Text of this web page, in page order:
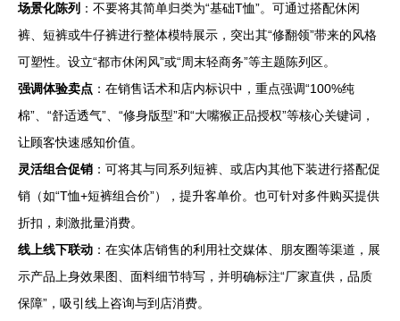
场景化陈列 ：不要将其简单归类为“基础T恤”。可通过搭配休闲
裤、短裤或牛仔裤进行整体模特展示，突出其“修翻领”带来的风格
可塑性。设立“都市休闲风”或“周末轻商务”等主题陈列区。
强调体验卖点 ：在销售话术和店内标识中，重点强调“100%纯
棉”、“舒适透气”、“修身版型”和“大嘴猴正品授权”等核心关键词，
让顾客快速感知价值。
灵活组合促销 ：可将其与同系列短裤、或店内其他下装进行搭配促
销（如“T恤+短裤组合价”），提升客单价。也可针对多件购买提供
折扣，刺激批量消费。
线上线下联动 ：在实体店销售的利用社交媒体、朋友圈等渠道，展
示产品上身效果图、面料细节特写，并明确标注“厂家直供，品质
保障”，吸引线上咨询与到店消费。